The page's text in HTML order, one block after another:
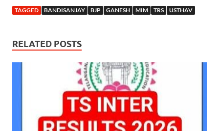
TAGGED BANDISANJAY BJP GANESH MIM TRS USTHAV
RELATED POSTS